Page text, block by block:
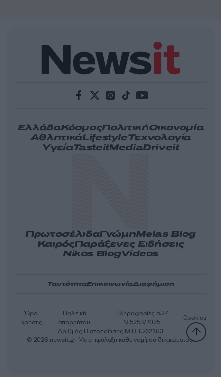
ΕλλάδαΚόσμοςΠολιτικήΟικονομία
ΑθλητικάLifestyleΤεχνολογία
ΥγείαTasteitMediaDriveit
ΠρωτοσέλιδαΓνώμηMelas Blog
ΚαιρόςΠαράξενες Ειδήσεις
Nikos BlogVideos
ΤαυτότηταΕπικοινωνίαΔιαφήμιση
Αριθμός Πιστοποίησης Μ.Η.Τ.232163
Όροι
χρήσης
Πολιτική
απορρήτου
Πληροφορίες α.27
Ν.5253/2025
Cookies
© 2026 newsit.gr. Με επιφύλαξη κάθε νομίμου δικαιώματος.